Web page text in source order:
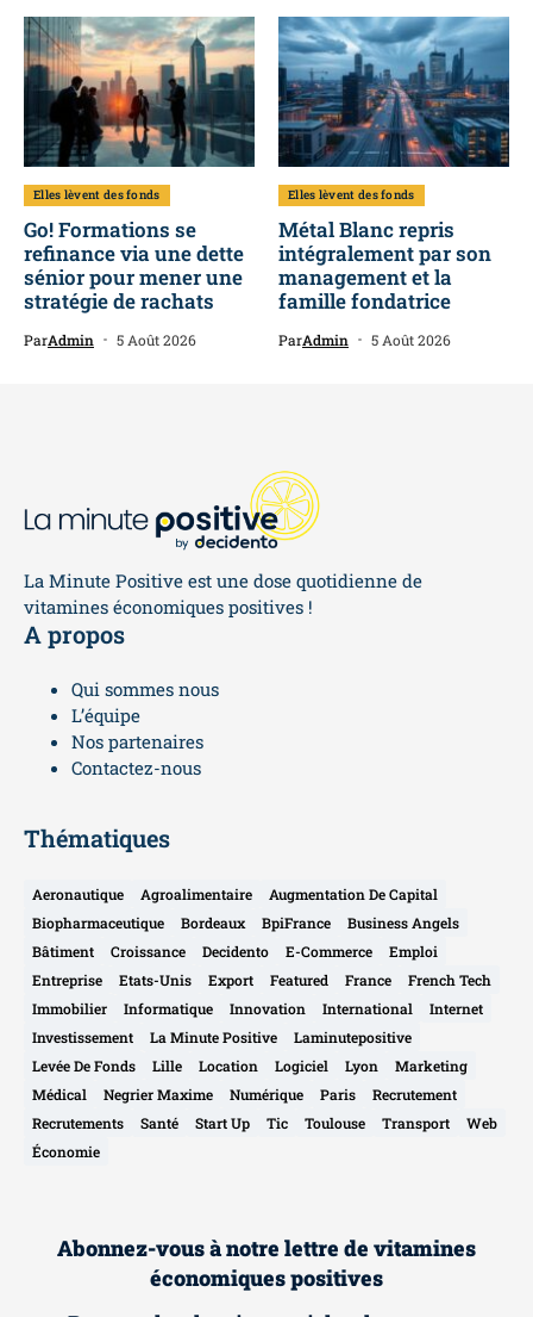
Elles lèvent des fonds
Go! Formations se
refinance via une dette
sénior pour mener une
stratégie de rachats
ParAdmin 5 Août 2026
Elles lèvent des fonds
Métal Blanc repris
intégralement par son
management et la
famille fondatrice
ParAdmin 5 Août 2026
La Minute Positive est une dose quotidienne de
vitamines économiques positives !
A propos
Qui sommes nous
L’équipe
Nos partenaires
Contactez-nous
Thématiques
Aeronautique Agroalimentaire
Augmentation De Capital
Biopharmaceutique
Bordeaux BpiFrance
Business Angels
Bâtiment
Croissance Decidento E-Commerce
Emploi
Entreprise
Etats-Unis Export Featured France
French Tech
Immobilier
Informatique Innovation International
Internet
Investissement
La Minute Positive
Laminutepositive
Levée De Fonds
Lille Location Logiciel Lyon
Marketing
Médical
Negrier Maxime Numérique Paris
Recrutement
Recrutements
Santé Start Up Tic Toulouse Transport
Web
Économie
Abonnez-vous à notre lettre de vitamines
économiques positives